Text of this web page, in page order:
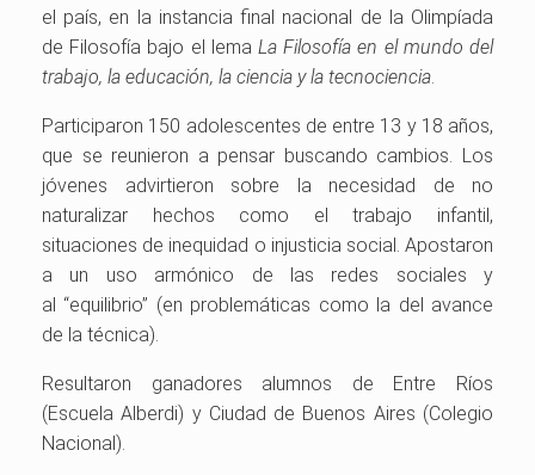
el país, en la instancia final nacional de la Olimpíada
de Filosofía bajo el lema La Filosofía en el mundo del
trabajo, la educación, la ciencia y la tecnociencia.
Participaron 150 adolescentes de entre 13 y 18 años,
que se reunieron a pensar buscando cambios. Los
jóvenes advirtieron sobre la necesidad de no
naturalizar hechos como el trabajo infantil,
situaciones de inequidad o injusticia social. Apostaron
a un uso armónico de las redes sociales y
al “equilibrio” (en problemáticas como la del avance
de la técnica).
Resultaron ganadores alumnos de Entre Ríos
(Escuela Alberdi) y Ciudad de Buenos Aires (Colegio
Nacional).